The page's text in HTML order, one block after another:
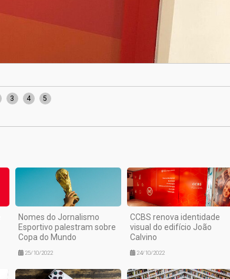
3 4 5
Nomes do Jornalismo
Esportivo palestram sobre
Copa do Mundo
25/10/2022
CCBS renova identidade
visual do edifício João
Calvino
24/10/2022